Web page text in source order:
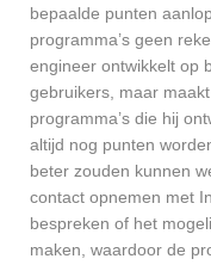
bepaalde punten
programma’s geen
engineer ontwikkelt op
gebruikers, maar
programma’s die hij
altijd nog punten
beter zouden kunnen
contact opnemen met
bespreken of het
maken, waardoor de